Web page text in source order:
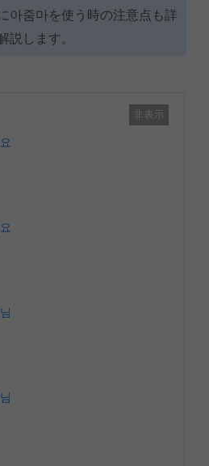
아줌마を使う時の注意点も詳
説します。
非表示